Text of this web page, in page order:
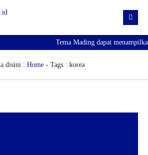
Tema Mading dapat
disini : Home- Tags : korea